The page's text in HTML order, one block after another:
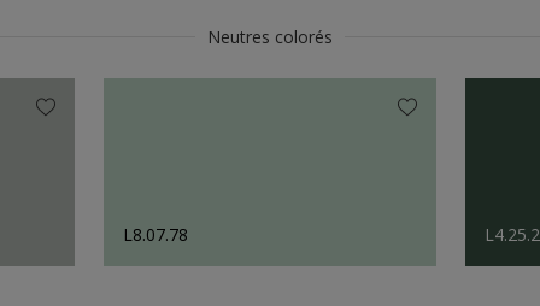
Neutres colorés
L8.07.78